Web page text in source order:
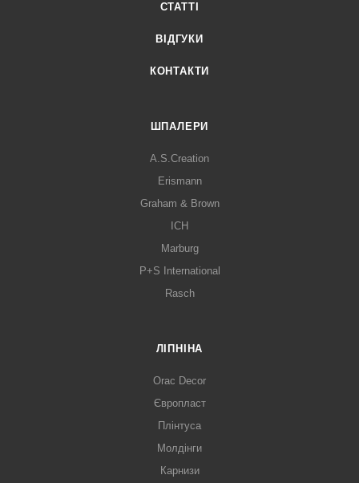
СТАТТІ
ВІДГУКИ
КОНТАКТИ
ШПАЛЕРИ
A.S.Creation
Erismann
Graham & Brown
ICH
Marburg
P+S International
Rasch
ЛІПНІНА
Orac Decor
Європласт
Плінтуса
Молдінги
Карнизи